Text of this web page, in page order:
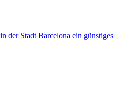
der Stadt Barcelona ein günstiges